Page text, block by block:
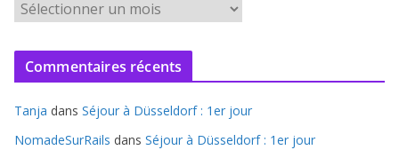
c
v
e
Commentaires récents
Tanja dans Séjour à Düsseldorf : 1er jour
NomadeSurRails dans Séjour à Düsseldorf : 1er jour